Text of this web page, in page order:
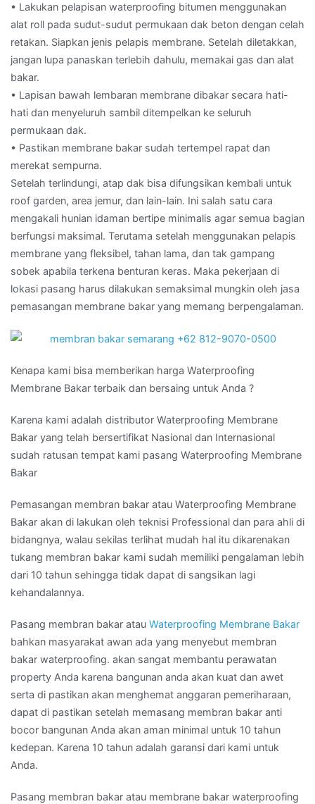
• Lakukan pelapisan waterproofing bitumen menggunakan
alat roll pada sudut-sudut permukaan dak beton dengan celah
retakan. Siapkan jenis pelapis membrane. Setelah diletakkan,
jangan lupa panaskan terlebih dahulu, memakai gas dan alat
bakar.
• Lapisan bawah lembaran membrane dibakar secara hati-
hati dan menyeluruh sambil ditempelkan ke seluruh
permukaan dak.
• Pastikan membrane bakar sudah tertempel rapat dan
merekat sempurna.
Setelah terlindungi, atap dak bisa difungsikan kembali untuk
roof garden, area jemur, dan lain-lain. Ini salah satu cara
mengakali hunian idaman bertipe minimalis agar semua bagian
berfungsi maksimal. Terutama setelah menggunakan pelapis
membrane yang fleksibel, tahan lama, dan tak gampang
sobek apabila terkena benturan keras. Maka pekerjaan di
lokasi pasang harus dilakukan semaksimal mungkin oleh jasa
pemasangan membrane bakar yang memang berpengalaman.
Kenapa kami bisa memberikan harga Waterproofing
Membrane Bakar terbaik dan bersaing untuk Anda ?
Karena kami adalah distributor Waterproofing Membrane
Bakar yang telah bersertifikat Nasional dan Internasional
sudah ratusan tempat kami pasang Waterproofing Membrane
Bakar
Pemasangan membran bakar atau Waterproofing Membrane
Bakar akan di lakukan oleh teknisi Professional dan para ahli di
bidangnya, walau sekilas terlihat mudah hal itu dikarenakan
tukang membran bakar kami sudah memiliki pengalaman lebih
dari 10 tahun sehingga tidak dapat di sangsikan lagi
kehandalannya.
Pasang membran bakar atau Waterproofing Membrane Bakar
bahkan masyarakat awan ada yang menyebut membran
bakar waterproofing. akan sangat membantu perawatan
property Anda karena bangunan anda akan kuat dan awet
serta di pastikan akan menghemat anggaran pemeriharaan,
dapat di pastikan setelah memasang membran bakar anti
bocor bangunan Anda akan aman minimal untuk 10 tahun
kedepan. Karena 10 tahun adalah garansi dari kami untuk
Anda.
Pasang membran bakar atau membrane bakar waterproofing